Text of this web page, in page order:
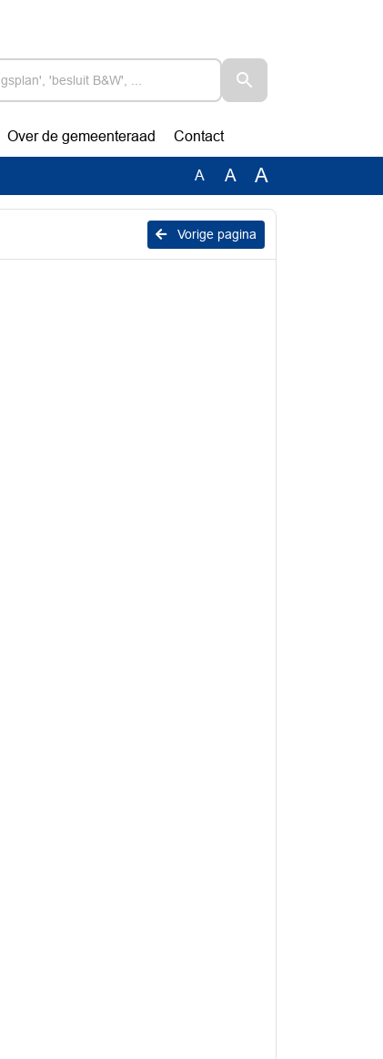
Over de gemeenteraad Contact
A A A
Vorige pagina